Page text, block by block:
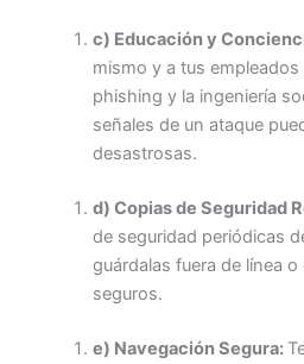
c) Educación y
mismo y a tus
phishing y la ingeniería
señales de un ataque
desastrosas.
d) Copias de Seguridad
de seguridad periódicas
guárdalas fuera de línea
seguros.
e) Navegación Segura: